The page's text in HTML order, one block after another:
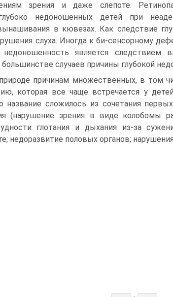
зрения и даже слепоте.
недоношенных детей при
в кювезах. Как следствие
слуха. Иногда к би-сенсорному
недоношенность является следствием
большинстве случаев причины глубокой
причинам множественных, в том
которая все чаще встречается у
название сложилось из сочетания
(нарушение зрения в виде колобомы
глотания и дыхания из-за
недоразвитие половых органов;